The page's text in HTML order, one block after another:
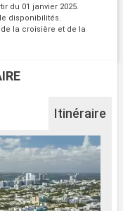
du 01 janvier 2025.
disponibilités.
la croisière et de la
Itinéraire